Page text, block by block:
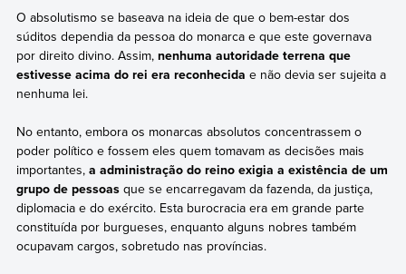
O absolutismo se baseava na ideia de que o bem-estar dos
súditos dependia da pessoa do monarca e que este governava
por direito divino. Assim, nenhuma autoridade terrena que
estivesse acima do rei era reconhecida e não devia ser sujeita a
nenhuma lei.
No entanto, embora os monarcas absolutos concentrassem o
poder político e fossem eles quem tomavam as decisões mais
importantes, a administração do reino exigia a existência de um
grupo de pessoasque se encarregavam da fazenda, da justiça,
diplomacia e do exército. Esta burocracia era em grande parte
constituída por burgueses, enquanto alguns nobres também
ocupavam cargos, sobretudo nas províncias.